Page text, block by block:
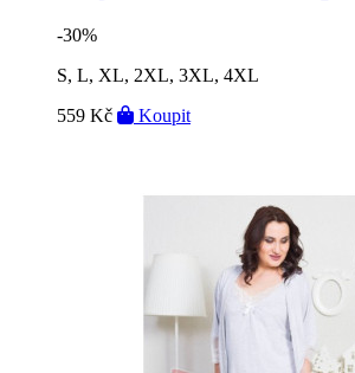
-30%
S, L, XL, 2XL, 3XL, 4XL
559 Kč
Koupit